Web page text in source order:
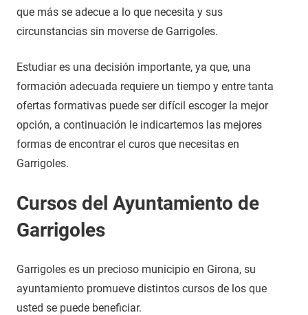
2020
que más se adecue a lo que necesita y sus
circunstancias sin moverse de Garrigoles.
Estudiar es una decisión importante, ya que, una
formación adecuada requiere un tiempo y entre tanta
ofertas formativas puede ser difícil escoger la mejor
opción, a continuación le indicartemos las mejores
formas de encontrar el curos que necesitas en
Garrigoles.
Cursos del Ayuntamiento de
Garrigoles
Garrigoles es un precioso municipio en Girona, su
ayuntamiento promueve distintos cursos de los que
usted se puede beneficiar.